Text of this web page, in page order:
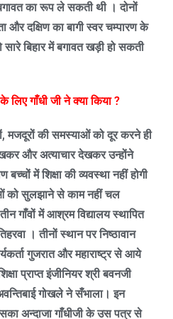
का रूप ले सकती थी । दोनों
और दक्षिण का बागी स्वर चम्पारण के
सारे बिहार में बगावत खड़ी हो सकती
लिए गाँधी जी ने क्या किया?
,मजदूरों की समस्याओं को दूर करने ही
और अत्याचार देखकर उन्होंने
में शिक्षा की व्यवस्था नहीं होगी
सुलझाने से काम नहीं चल
गाँवों में आश्रम विद्यालय स्थापित
। तीनों स्थान पर निष्ठावान
गुजरात और महाराष्ट्र से आये
प्राप्त इंजीनियर श्री बवनजी
गोखले ने सँभाला। इन
अन्दाजा गाँधीजी के उस पत्र से